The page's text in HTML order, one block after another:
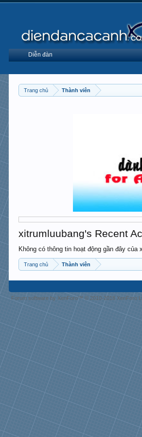
Trang chủ Thành viên
xitrumluubang's Recent
Không có thông tin hoạt động gần đây của
Trang chủ Thành viên
Diễn đàn
Forum software by XenForo™© 2010-2018 XenForo